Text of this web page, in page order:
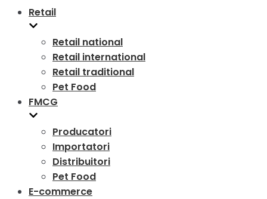
Retail
Retail national
Retail international
Retail traditional
Pet Food
FMCG
Producatori
Importatori
Distribuitori
Pet Food
E-commerce